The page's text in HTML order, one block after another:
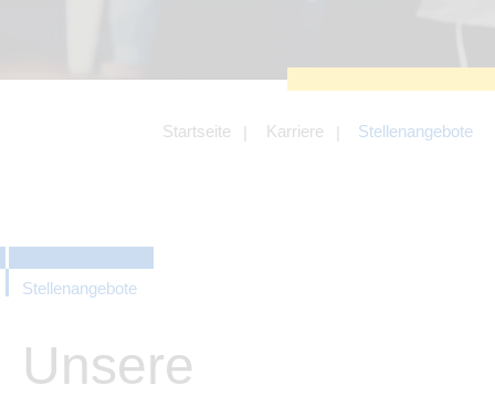
Startseite Karriere Stellenangebote
Stellenangebote
Unsere
Angebotes einschließlich der
Angeboten von z.B. Facebook und
LinkedIn.